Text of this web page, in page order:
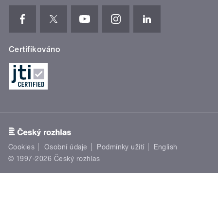
Certifikováno
Cookies Osobní údaje Podmínky užití
English
© 1997-2026 Český rozhlas